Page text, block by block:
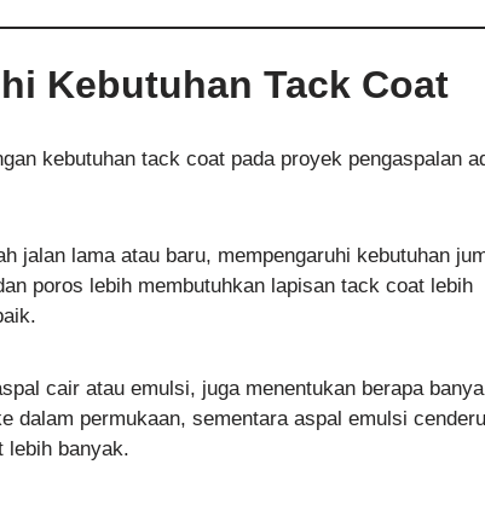
Kebutuhan Tack Coat
kebutuhan tack coat pada proyek pengaspalan
jalan lama atau baru, mempengaruhi kebutuhan
poros lebih membutuhkan lapisan tack coat lebih
cair atau emulsi, juga menentukan berapa
dalam permukaan, sementara aspal emulsi
lebih banyak.